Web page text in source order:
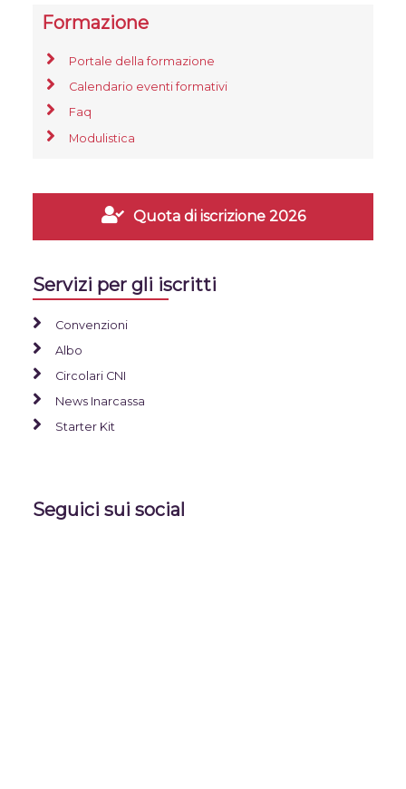
Formazione
Portale della formazione
Calendario eventi formativi
Faq
Modulistica
Quota di iscrizione 2026
Servizi per gli iscritti
Convenzioni
Albo
Circolari CNI
News Inarcassa
Starter Kit
Seguici sui social